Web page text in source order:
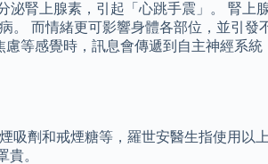
腎上腺素，引起「心跳手震」。 腎
。 而情緒更可影響身體各部位，並引
等感覺時，訊息會傳遞到自主神經系
吸劑和戒煙糖等，羅世安醫生指使用
貴。